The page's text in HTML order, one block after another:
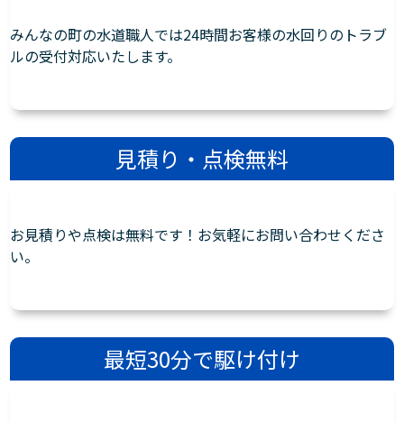
みんなの町の水道職人では24時間お客様の水回りのトラブ
ルの受付対応いたします。
見積り・点検無料
お見積りや点検は無料です！お気軽にお問い合わせくださ
い。
最短30分で駆け付け